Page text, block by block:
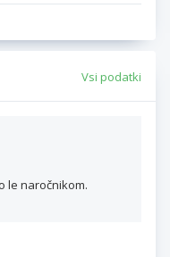
Vsi podatki
le naročnikom.